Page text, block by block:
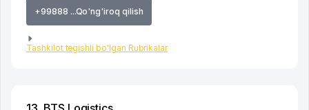
+99888 ...Qo'ng'iroq qilish
Tashkilot tegishli bo'lgan Rubrikalar